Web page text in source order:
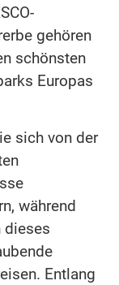
gehören
schönsten
Europas
sich von der
während
dieses
Entlang